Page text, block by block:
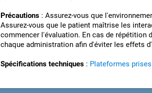
Précautions : Assurez-vous que
Assurez-vous que le patient maîtrise les
commencer l'évaluation. En cas de répétition
chaque administration afin d'éviter les effets
Spécifications techniques : Plateformes